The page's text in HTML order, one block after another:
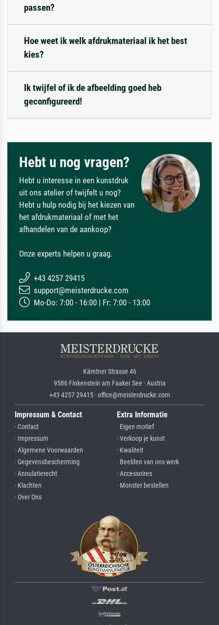
passen?
Hoe weet ik welk afdrukmateriaal ik het best
kies?
Ik twijfel of ik de afbeelding goed heb
geconfigureerd!
Hebt u nog vragen?
Hebt u interesse in een kunstdruk
uit ons atelier of twijfelt u nog?
Hebt u hulp nodig bij het kiezen van
het afdrukmateriaal of met het
afhandelen van de aankoop?
Onze experts helpen u graag.
+43 4257 29415
support@meisterdrucke.com
Mo-Do: 7:00 - 16:00 | Fr: 7:00 - 13:00
Kärntner Strasse 46
9586 Finkenstein am Faaker See · Austria
+43 4257 29415 · office@meisterdrucke.com
Impressum & Contact
· Contact
· Impressum
· Algemene Voorwaarden
· Gegevensbescherming
· Annulatierecht
· Klachten
· Over Ons
Extra Informatie
· Eigen motief
· Verkoop je kunst
· Kwaliteit
· Beelden van ons werk
· Accessoires
· Monster bestellen